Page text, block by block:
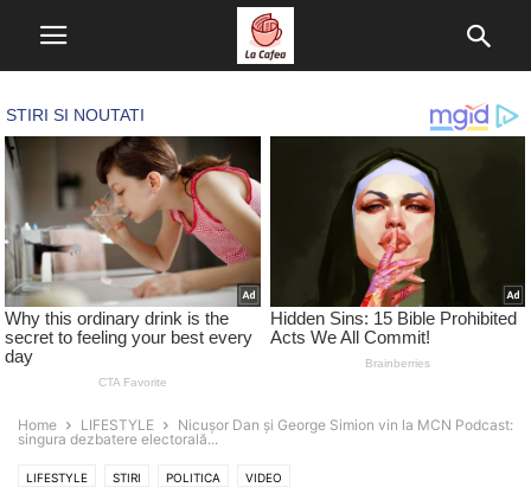
Home LIFESTYLE
Nicușor Dan și George Simion vin la MCN Podcast:
singura dezbatere electorală...
LIFESTYLE STIRI POLITICA VIDEO